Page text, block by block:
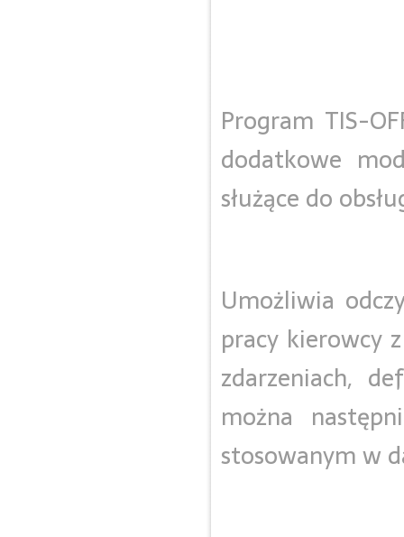
Program TIS-
dodatkowe
służące do
Umożliwia
pracy kierowcy
zdarzeniach,
można
stosowanym w